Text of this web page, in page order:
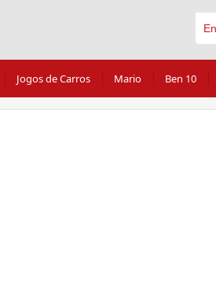
Jogos de Carros Mario Ben 10